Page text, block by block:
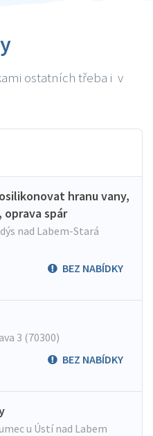
ostatních třeba i v
hranu vany,
oprava spár
nad Labem-Stará
BEZ NABÍDKY
3 (70300)
BEZ NABÍDKY
u Ústí nad Labem